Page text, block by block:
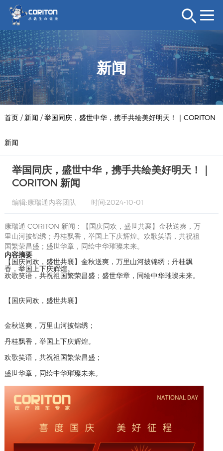
新闻
首页/ 新闻 /举国同庆，盛世中华，携手共绘美好明天！｜CORITON
新闻
举国同庆，盛世中华，携手共绘美好明天！｜
CORITON 新闻
编辑:康瑞通内容团队 时间:2024-10-01
康瑞通 CORITON 新闻：【国庆同欢，盛世共襄】金秋送爽，万
里山河披锦绣；丹桂飘香，举国上下庆辉煌。欢歌笑语，共祝祖
国繁荣昌盛；盛世华章，同绘中华璀璨未来。
内容摘要
【国庆同欢，盛世共襄】金秋送爽，万里山河披锦绣；丹桂飘
香，举国上下庆辉煌。
欢歌笑语，共祝祖国繁荣昌盛；盛世华章，同绘中华璀璨未来。
【国庆同欢，盛世共襄】
金秋送爽，万里山河披锦绣；
丹桂飘香，举国上下庆辉煌。
欢歌笑语，共祝祖国繁荣昌盛；
盛世华章，同绘中华璀璨未来。